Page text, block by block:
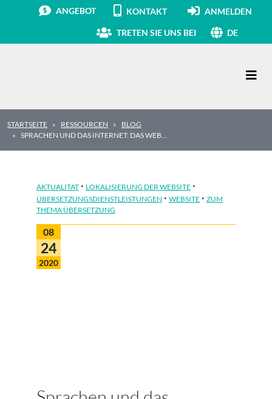
ANGEBOT KONTAKT ANMELDEN
TRETEN SIE UNS BEI DE
STARTSEITE RESSOURCEN
BLOG
SPRACHEN UND DAS INTERNET: DAS WEB…
AKTUALITAT · LOKALISIERUNG DER WEBSITE ·
ÜBERSETZUNGSDIENSTLEISTUNGEN · WEBSITE · ZUM
THEMA ÜBERSETZUNG
08
24
2020